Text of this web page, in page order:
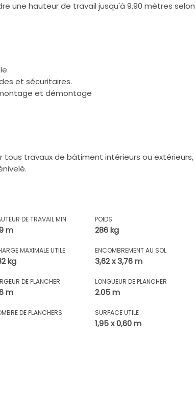
une hauteur de travail jusqu'à 9,90 mètres selon
et sécuritaires.
et démontage
tous travaux de bâtiment intérieurs ou extérieurs,
DE TRAVAIL MIN
m
POIDS
286 kg
MAXIMALE UTILE
kg
ENCOMBREMENT AU SOL
3,62 x 3,76 m
DE PLANCHER
m
LONGUEUR DE PLANCHER
2.05 m
DE PLANCHERS SURFACE UTILE
1,95 x 0,60 m